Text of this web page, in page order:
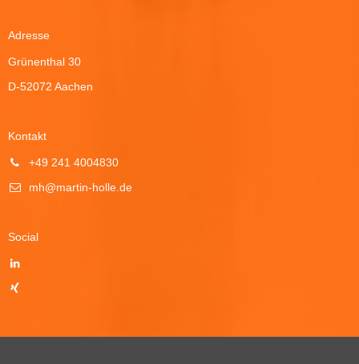
Adresse
Grünenthal 30
D-52072 Aachen
Kontakt
+49 241 4004830
mh@martin-holle.de
Social